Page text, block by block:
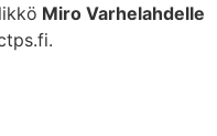
Miro Varhelahdelle